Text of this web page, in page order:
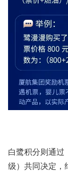
白鹭积分则通过
级）共同决定，